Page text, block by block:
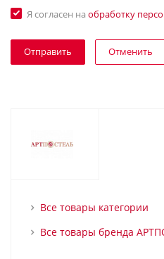
Я согласен на обработку
Отменить
Все товары категории
Все товары бренда